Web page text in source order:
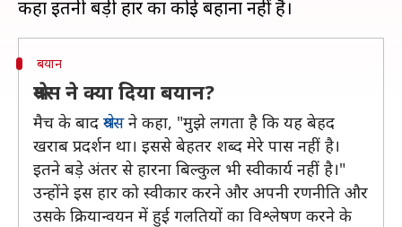
बयान
श्रेयस ने क्या दिया बयान?
मैच के बाद श्रेयसने कहा, "मुझे लगता है कि यह बेहद
खराब प्रदर्शन था। इससे बेहतर शब्द मेरे पास नहीं है।
इतने बड़े अंतर से हारना बिल्कुल भी स्वीकार्य नहीं है।"
उन्होंने इस हार को स्वीकार करने और अपनी रणनीति और
उसके क्रियान्वयन में हुई गलतियों का विश्लेषण करने के